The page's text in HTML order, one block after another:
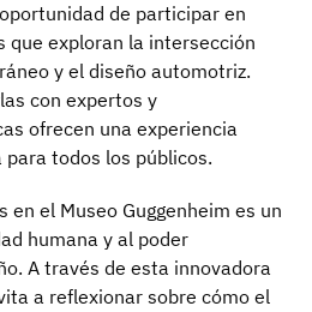
de participar en
exploran la intersección
y el diseño automotriz.
con expertos y
ofrecen una experiencia
todos los públicos.
en el Museo Guggenheim es un
humana y al poder
A través de esta innovadora
a reflexionar sobre cómo el